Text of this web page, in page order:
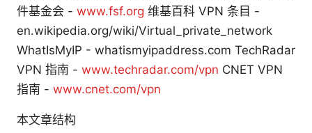
件基金会 - www.fsf.org 维基百科 VPN 条目 -
en.wikipedia.org/wiki/Virtual_private_network
WhatIsMyIP - whatismyipaddress.com TechRadar
VPN 指南 - www.techradar.com/vpn CNET VPN
指南 - www.cnet.com/vpn
本文章结构